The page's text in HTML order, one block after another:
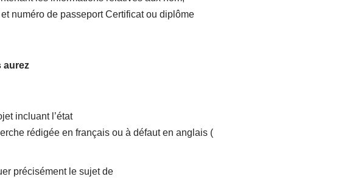
numéro de passeport Certificat ou diplôme
aurez
incluant l’état
rédigée en français ou à défaut en anglais (
précisément le sujet de